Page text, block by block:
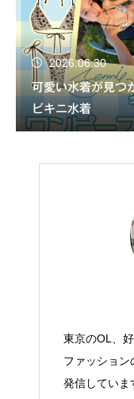
2026.06.30
可愛い水着が見つ
ビキニ水着
東京のOL、
ファッション
発信していま